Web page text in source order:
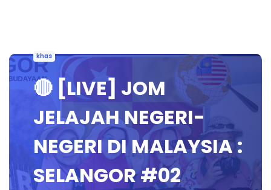
khas
🔴 [LIVE] JOM
JELAJAH NEGERI-
NEGERI DI MALAYSIA :
SELANGOR #02